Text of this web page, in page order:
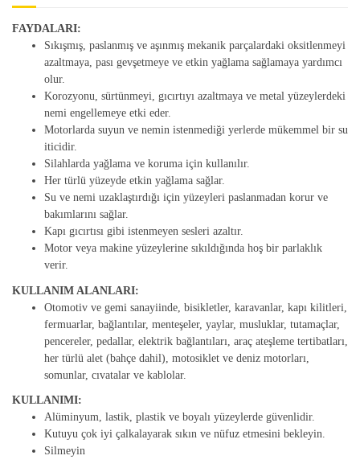
FAYDALARI:
Sıkışmış, paslanmış ve aşınmış mekanik parçalardaki oksitlenmeyi
azaltmaya, pası gevşetmeye ve etkin yağlama sağlamaya yardımcı
olur.
Korozyonu, sürtünmeyi, gıcırtıyı azaltmaya ve metal yüzeylerdeki
nemi engellemeye etki eder.
Motorlarda suyun ve nemin istenmediği yerlerde mükemmel bir su
iticidir.
Silahlarda yağlama ve koruma için kullanılır.
Her türlü yüzeyde etkin yağlama sağlar.
Su ve nemi uzaklaştırdığı için yüzeyleri paslanmadan korur ve
bakımlarını sağlar.
Kapı gıcırtısı gibi istenmeyen sesleri azaltır.
Motor veya makine yüzeylerine sıkıldığında hoş bir parlaklık
verir.
KULLANIM ALANLARI:
Otomotiv ve gemi sanayiinde, bisikletler, karavanlar, kapı kilitleri,
fermuarlar, bağlantılar, menteşeler, yaylar, musluklar, tutamaçlar,
pencereler, pedallar, elektrik bağlantıları, araç ateşleme tertibatları,
her türlü alet (bahçe dahil), motosiklet ve deniz motorları,
somunlar, cıvatalar ve kablolar.
KULLANIMI:
Alüminyum, lastik, plastik ve boyalı yüzeylerde güvenlidir.
Kutuyu çok iyi çalkalayarak sıkın ve nüfuz etmesini bekleyin.
Silmeyin